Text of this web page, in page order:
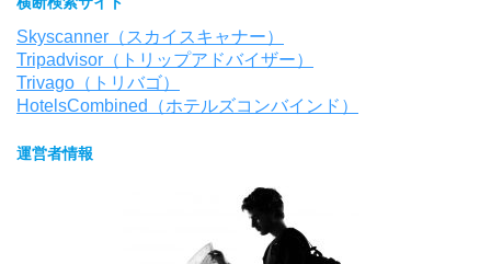
Skyscanner（スカイスキャナー）
Tripadvisor（トリップアドバイザー）
Trivago（トリバゴ）
HotelsCombined（ホテルズコンバインド）
運営者情報